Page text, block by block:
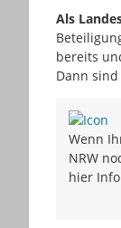
Als
bereits
Dann
Wenn
NRW
hier